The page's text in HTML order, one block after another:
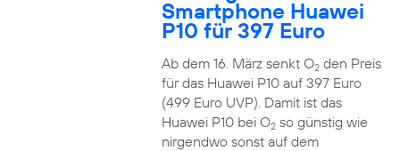
Smartphone Huawei
P10 für 397 Euro
Ab dem 16. März senkt O2den Preis
für das Huawei P10 auf 397 Euro
(499 Euro UVP). Damit ist das
Huawei P10 bei O2so günstig wie
nirgendwo sonst auf dem